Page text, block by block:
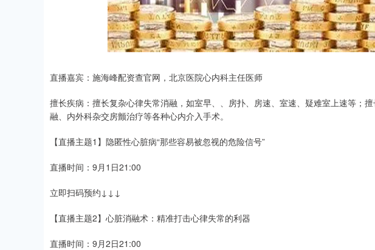
直播嘉宾：施海峰配资查官网，北京医院心内科主任医师
擅长疾病：擅长复杂心律失常消融，如室早、、房扑、房速、室速、疑难室上速等；
融、内外科杂交房颤治疗等各种心内介入手术。
【直播主题1】隐匿性心脏病“那些容易被忽视的危险信号”
直播时间：9月1日21:00
立即扫码预约↓↓↓
【直播主题2】心脏消融术：精准打击心律失常的利器
直播时间：9月2日21:00